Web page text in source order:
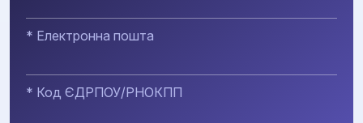
* Електронна пошта
* Код ЄДРПОУ/РНОКПП